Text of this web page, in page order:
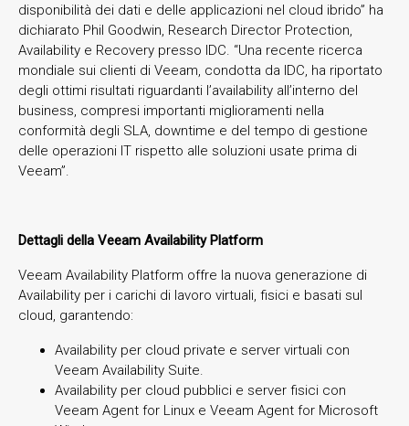
disponibilità dei dati e delle applicazioni nel cloud ibrido” ha
dichiarato Phil Goodwin, Research Director Protection,
Availability e Recovery presso IDC. “Una recente ricerca
mondiale sui clienti di Veeam, condotta da IDC, ha riportato
degli ottimi risultati riguardanti l’availability all’interno del
business, compresi importanti miglioramenti nella
conformità degli SLA, downtime e del tempo di gestione
delle operazioni IT rispetto alle soluzioni usate prima di
Veeam”.
Dettagli della Veeam Availability Platform
Veeam Availability Platform offre la nuova generazione di
Availability per i carichi di lavoro virtuali, fisici e basati sul
cloud, garantendo:
Availability per cloud private e server virtuali con
Veeam Availability Suite.
Availability per cloud pubblici e server fisici con
Veeam Agent for Linux e Veeam Agent for Microsoft